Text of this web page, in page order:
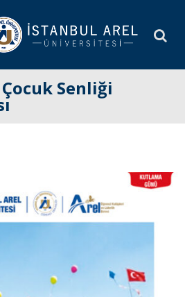
Senliği